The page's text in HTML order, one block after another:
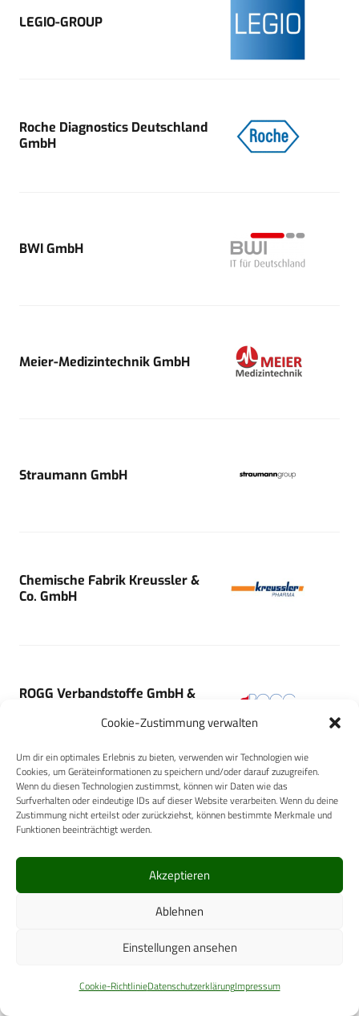
Cookie-Zustimmung verwalten
Um dir ein optimales Erlebnis zu bieten, verwenden wir Technologien wie
Cookies, um Geräteinformationen zu speichern und/oder darauf zuzugreifen.
Wenn du diesen Technologien zustimmst, können wir Daten wie das
Surfverhalten oder eindeutige IDs auf dieser Website verarbeiten. Wenn du deine
Zustimmung nicht erteilst oder zurückziehst, können bestimmte Merkmale und
Funktionen beeinträchtigt werden.
Akzeptieren
Ablehnen
Einstellungen ansehen
Cookie-RichtlinieDatenschutzerklärungImpressum
LEGIO-GROUP
Roche Diagnostics Deutschland
GmbH
BWI GmbH
Meier-Medizintechnik GmbH
Straumann GmbH
Chemische Fabrik Kreussler &
Co. GmbH
ROGG Verbandstoffe GmbH &
MediWound Germany GmbH